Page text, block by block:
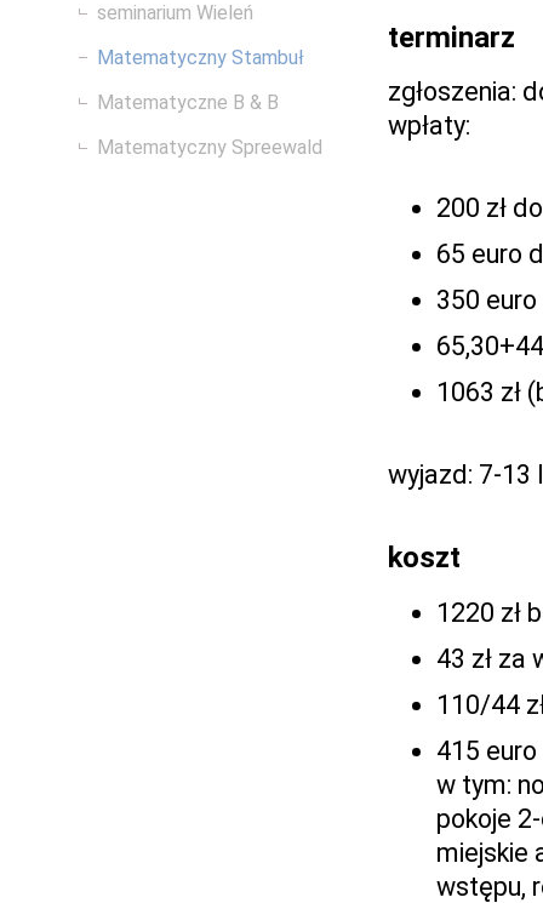
seminarium Wieleń
Matematyczny Stambuł
Matematyczne B & B
Matematyczny Spreewald
terminarz
zgłoszenia:
wpłaty:
200 zł
65 euro
350
1063 zł
wyjazd: 7-13
koszt
1220 zł
43 zł za
110/44
415 euro
w tym:
pokoje
miejskie
wstępu,